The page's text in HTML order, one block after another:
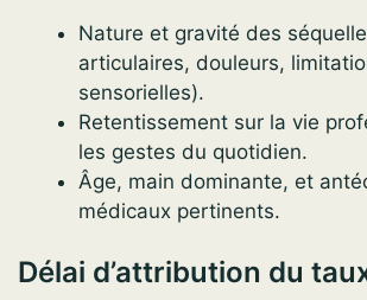
Nature et gravité des
articulaires, douleurs,
sensorielles).
Retentissement sur la vie
les gestes du quotidien.
Âge, main dominante, et
médicaux pertinents.
Délai d’attribution du